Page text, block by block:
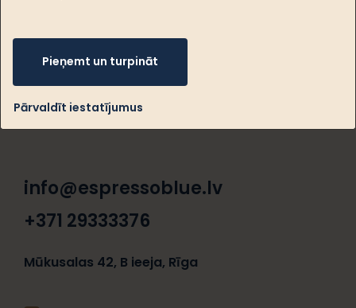
info@espressoblue.lv
+371 29333376
Mūkusalas 42, B ieeja, Rīga
Pieņemt un turpināt
Pārvaldīt iestatījumus